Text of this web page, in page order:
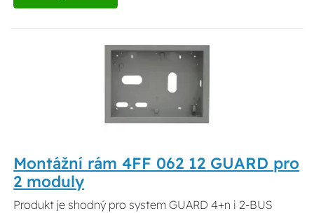
Montážní rám 4FF 062 12 GUARD pro
2 moduly
Produkt je shodný pro system GUARD 4+n i 2-BUS